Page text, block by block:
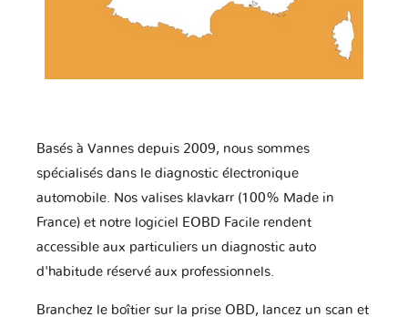
Basés à Vannes depuis 2009, nous sommes
spécialisés dans le diagnostic électronique
automobile. Nos valises klavkarr (100% Made in
France) et notre logiciel EOBD Facile rendent
accessible aux particuliers un diagnostic auto
d'habitude réservé aux professionnels.
Branchez le boîtier sur la prise OBD, lancez un scan et